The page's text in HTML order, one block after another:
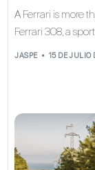
A Ferrari is more
Ferrari 308, a
JASPE 15 DE JULIO